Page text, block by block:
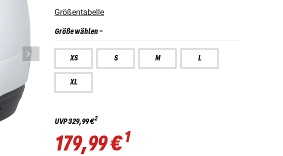
Größentabelle
Größe wählen-
XS S M L
XL
UVP329,99 €2
179,99 €1